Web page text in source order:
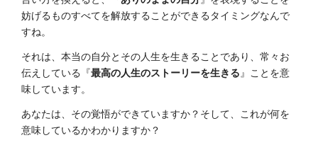
妨げるものすべてを解放することができるタイミングなんで
すね。
それは、本当の自分とその人生を生きることであり、常々お
伝えしている『最高の人生のストーリーを生きる』ことを意
味しています。
あなたは、その覚悟ができていますか？そして、これが何を
意味しているかわかりますか？